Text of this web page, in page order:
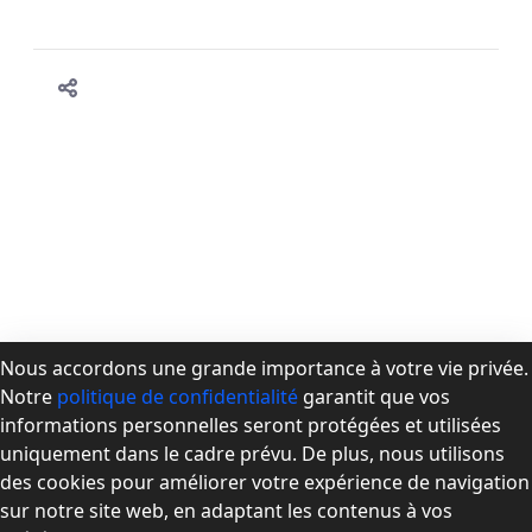
À propos de la CPMD
Devenir membre
Se connecter
Nous joindre
Nous accordons une grande importance à votre vie privée.
Notre politique de confidentialité garantit que vos
informations personnelles seront protégées et utilisées
uniquement dans le cadre prévu. De plus, nous utilisons
des cookies pour améliorer votre expérience de navigation
sur notre site web, en adaptant les contenus à vos